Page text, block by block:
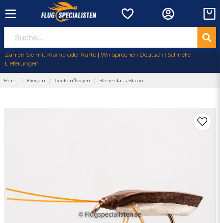
Zahlen Sie mit Klarna oder Karte | Wir sprechen Deutsch | Schnelle
Lieferungen
Heim Fliegen Trockenfliegen Beerenlaus Braun